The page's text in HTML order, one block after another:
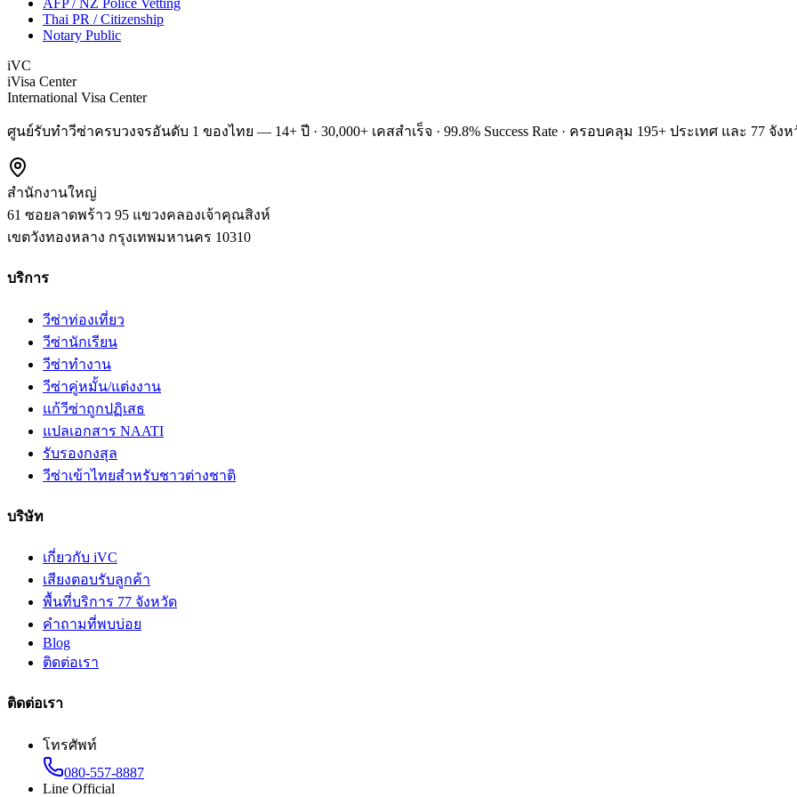
AFP / NZ Police Vetting
Thai PR / Citizenship
Notary Public
iVC
iVisa Center
International Visa Center
ศูนย์รับทำวีซ่าครบวงจรอันดับ 1 ของไทย — 14+ ปี · 30,000+ เคสสำเร็จ · 99.8% Success Rate · ครอบคลุม 195+ ประเทศ และ 77 จัง
สำนักงานใหญ่
61 ซอยลาดพร้าว 95 แขวงคลองเจ้าคุณสิงห์
เขตวังทองหลาง กรุงเทพมหานคร 10310
บริการ
วีซ่าท่องเที่ยว
วีซ่านักเรียน
วีซ่าทำงาน
วีซ่าคู่หมั้น/แต่งงาน
แก้วีซ่าถูกปฏิเสธ
แปลเอกสาร NAATI
รับรองกงสุล
วีซ่าเข้าไทยสำหรับชาวต่างชาติ
บริษัท
เกี่ยวกับ iVC
เสียงตอบรับลูกค้า
พื้นที่บริการ 77 จังหวัด
คำถามที่พบบ่อย
Blog
ติดต่อเรา
ติดต่อเรา
โทรศัพท์
080-557-8887
Line Official